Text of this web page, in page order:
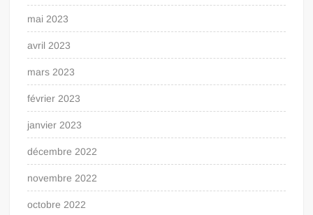
mai 2023
avril 2023
mars 2023
février 2023
janvier 2023
décembre 2022
novembre 2022
octobre 2022